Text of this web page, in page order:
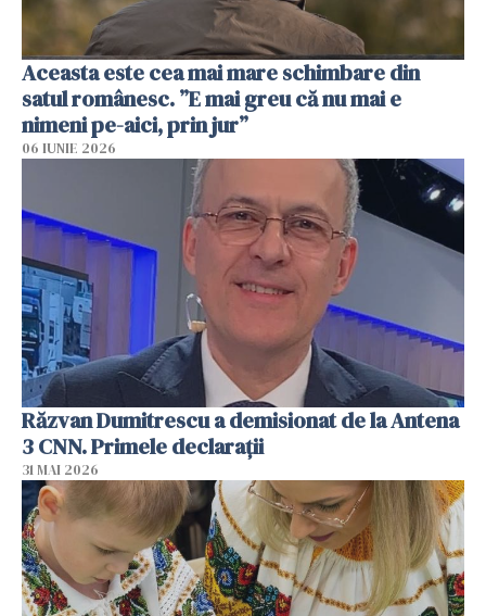
Aceasta este cea mai mare schimbare din
satul românesc. ”E mai greu că nu mai e
nimeni pe-aici, prin jur”
06 IUNIE 2026
Răzvan Dumitrescu a demisionat de la Antena
3 CNN. Primele declarații
31 MAI 2026